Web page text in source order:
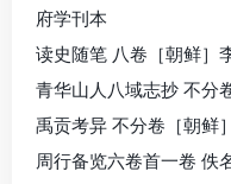
府学刊本
读史随笔 八卷［朝鲜］
青华山人八域志抄 不分
禹贡考异 不分卷［朝鲜
周行备览六卷首一卷 佚